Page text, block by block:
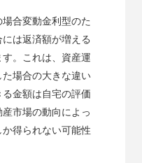
合変動金利型のた
は返済額が増える
。これは、資産運
場合の大きな違い
金額は自宅の評価
市場の動向によっ
得られない可能性